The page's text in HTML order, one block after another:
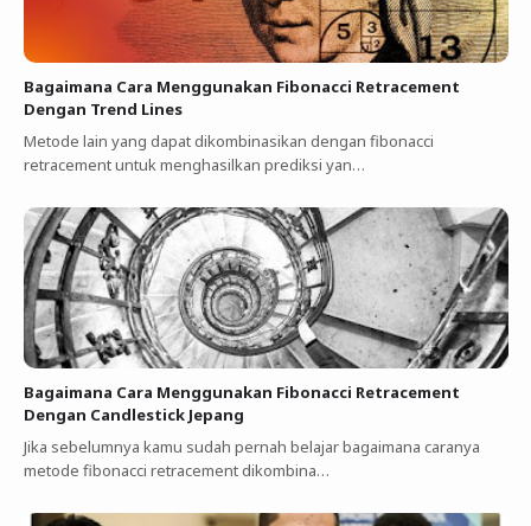
Bagaimana Cara Menggunakan Fibonacci Retracement
Dengan Trend Lines
Metode lain yang dapat dikombinasikan dengan fibonacci
retracement untuk menghasilkan prediksi yan…
Bagaimana Cara Menggunakan Fibonacci Retracement
Dengan Candlestick Jepang
Jika sebelumnya kamu sudah pernah belajar bagaimana caranya
metode fibonacci retracement dikombina…